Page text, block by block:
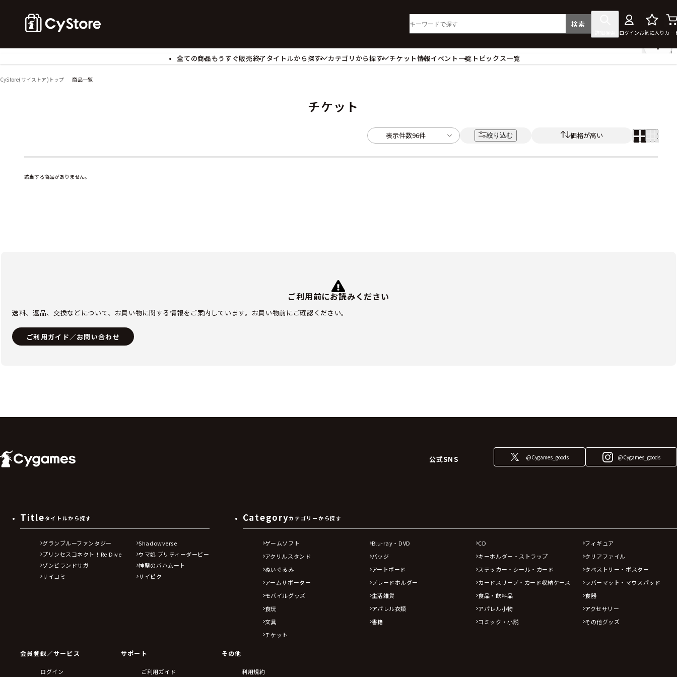
検索
ログインお気に入り カー
全ての商品もうすぐ販売終了タイトルから探す
カテゴリから探す
アクリルスタンド
カードスリーブ・カード収納ケース
アパレル小物
アクセサリー
チケット情報イベント一覧 トピックス一覧
CyStore(サイストア)トップ 商品一覧
チケット
表示件数96件 絞り込む 価格が高い
該当する商品がありません。
ご利用前にお読みください
送料、返品、交換などについて、お買い物に関する情報をご案内しています。お買い物前にご確認ください。
ご利用ガイド／お問い合わせ
公式SNS @Cygames_goods @Cygames_goods
Title タイトルから探す
グランブルーファンタジー
Shadowverse
プリンセスコネクト！Re:Dive
ウマ娘 プリティーダービー
ゾンビランドサガ
神撃のバハムート
サイコミ
サイピク
Categoryカテゴリーから探す
ゲームソフト Blu-ray・DVD CD
フィギュア
アクリルスタンド
バッジ キーホルダー・ストラップ
クリアファイル
ぬいぐるみ
アートボード ステッカー・シール・カード
タペストリー・ポスター
アームサポーター
ブレードホルダー カードスリーブ・カード収納ケース
ラバーマット・マウスパッド
モバイルグッズ
生活雑貨 食品・飲料品
食器
食玩
アパレル衣類 アパレル小物
アクセサリー
文具
書籍 コミック・小説
その他グッズ
チケット
会員登録／サービス
ログイン
サポート
ご利用ガイド
その他
利用規約